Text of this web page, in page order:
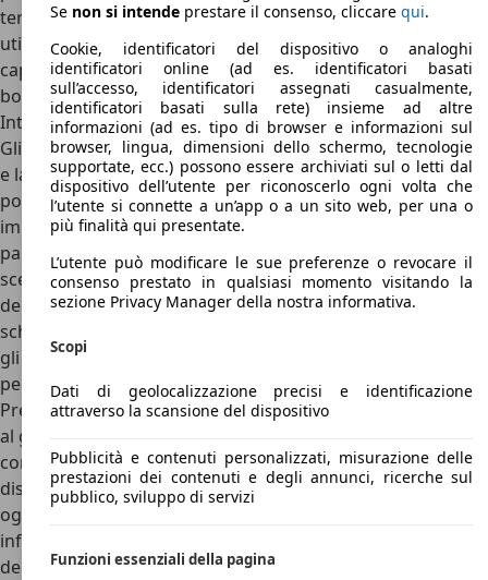
terza fila. A questi si aggiungono i frunk sotto al cofano,
utili per riporre i cavi: sulla versione a motore singolo la
capacità è di 90 litri, ottima anche per posizionare alcune
borse, mentre sulla Dual Motor si riduce a 52 litri.
Interni Kia EV9
Gli interni della Kia EV9 premiano innanzitutto la spaziosità
e la comodità delle sedute. Oltre alla seduta alta, e non
potrebbe essere altrimenti, la sensazione di ariosità è
immediata e di conseguenza il benessere degli occupanti
parte con il piede giusto. Oltre al tanto spazio, specie
scegliendo la configurazione a sei sedili dove le poltrone
della seconda fila possono ruotare di 180° o offrire lo
schienale ribaltabile, su Kia EV9 si possono anche montare
gli specchietti digitali e le tante telecamere aiutano a
percepire bene gli spazi attorno alla vettura.
Prese USB garantite per tutti gli occupanti, mentre davanti
al guidatore sono tre gli schermi raccolti sotto un’unica
cornice. Quadro strumenti, alla sua destra un piccolo
display da 5,3” dedicato alla climatizzazione e
oggettivamente non facile da raggiungere per chi guida e,
infine, lo schermo centrale che ospita l’ultima generazione
del sistema di infotainment Kia. Sul bracciolo, e sotto di
Se non si intende prestare il consenso, cliccare qui.
Cookie, identificatori del dispositivo o analoghi
identificatori online (ad es. identificatori basati
sull’accesso, identificatori assegnati casualmente,
identificatori basati sulla rete) insieme ad altre
informazioni (ad es. tipo di browser e informazioni sul
browser, lingua, dimensioni dello schermo, tecnologie
supportate, ecc.) possono essere archiviati sul o letti dal
dispositivo dell’utente per riconoscerlo ogni volta che
l’utente si connette a un’app o a un sito web, per una o
più finalità qui presentate.
L’utente può modificare le sue preferenze o revocare il
consenso prestato in qualsiasi momento visitando la
sezione Privacy Manager della nostra informativa.
Scopi
Dati di geolocalizzazione precisi e identificazione
attraverso la scansione del dispositivo
Pubblicità e contenuti personalizzati, misurazione delle
prestazioni dei contenuti e degli annunci, ricerche sul
pubblico, sviluppo di servizi
Funzioni essenziali della pagina